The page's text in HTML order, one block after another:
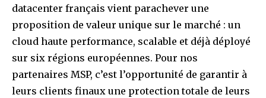
datacenter français vient parachever une
proposition de valeur unique sur le marché : un
cloud haute performance, scalable et déjà déployé
sur six régions européennes. Pour nos
partenaires MSP, c’est l’opportunité de garantir à
leurs clients finaux une protection totale de leurs